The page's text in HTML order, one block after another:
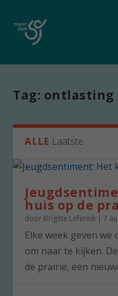
Tag: ontlasting
ALLE Laatste
huis op de
door Brigitte Leferink |7
Elke week geven
om naar te kijken.
de prairie, een